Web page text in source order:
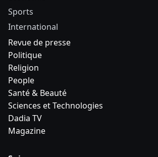
Sports
International
Revue de presse
Politique
Religion
People
Santé & Beauté
Sciences et Technologies
Dadia TV
Magazine